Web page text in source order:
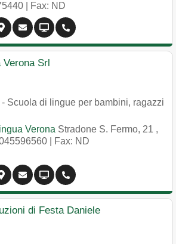
| Fax: ND
Verona Srl
- Scuola di lingue per bambini, ragazzi
Verona Stradone S. Fermo, 21 ,
| Fax: ND
di Festa Daniele